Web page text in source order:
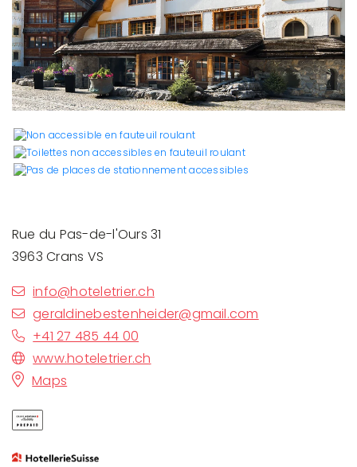
Rue du Pas-de-l'Ours 31
3963 Crans VS
info@hoteletrier.ch
geraldinebestenheider@gmail.com
+41 27 485 44 00
www.hoteletrier.ch
Maps